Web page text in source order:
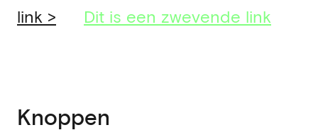
link >
Dit is een zwevende link
Knoppen